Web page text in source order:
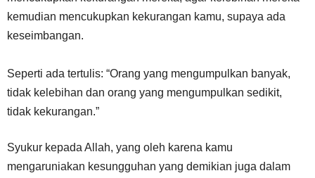
kemudian mencukupkan kekurangan kamu, supaya ada
keseimbangan.
Seperti ada tertulis: “Orang yang mengumpulkan banyak,
tidak kelebihan dan orang yang mengumpulkan sedikit,
tidak kekurangan.”
Syukur kepada Allah, yang oleh karena kamu
mengaruniakan kesungguhan yang demikian juga dalam